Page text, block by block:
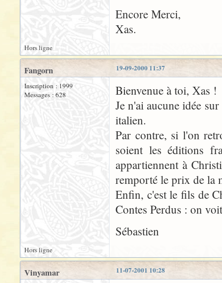
Encore Merci,
Xas.
Hors ligne
19-09-2000 11:37
Fangorn
Inscription : 1999
Messages : 628
Bienvenue à toi, Xas !
Je n'ai aucune idée
italien.
Par contre, si l'on
soient les éditions
appartiennent à
remporté le prix de la
Enfin, c'est le fils de
Contes Perdus : on
Sébastien
Hors ligne
11-07-2001 10:28
Vinyamar